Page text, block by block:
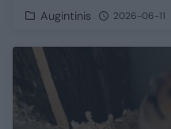
Augintinis 2026-06-11